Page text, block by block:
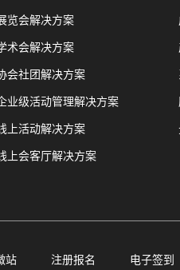
览会解决方案
术会解决方案
会社团解决方案
业级活动管理解决方案
上活动解决方案
上会客厅解决方案
站 注册报名 电子签到